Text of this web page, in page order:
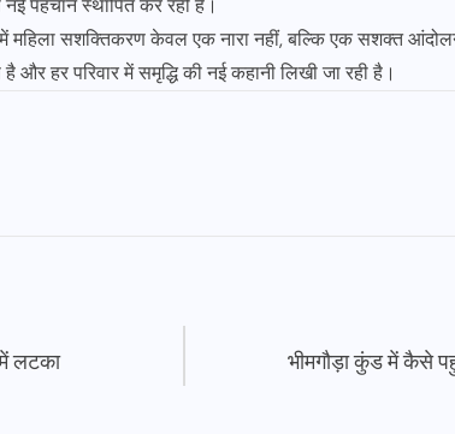
पहचान स्थापित कर रही हैं।
में महिला सशक्तिकरण केवल एक नारा नहीं, बल्कि एक सशक्त
और हर परिवार में समृद्धि की नई कहानी लिखी जा रही है।
लटका
भीमगौड़ा कुंड में कैसे